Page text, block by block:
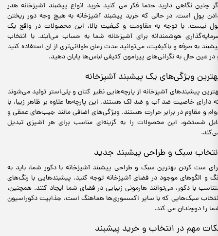
چنین نگاهی دارید حتما فکر می کنید خرید انواع پیشبند آشپزخانه هدر
پول است. در حالی که خرید پیشبند آشپزخانه به هیچ وجه دور ریختن
نیست. با توجه به مقاومت و کیفیت بالا، این محصولات در واقع یک
هوشمندانه برای آشپزخانه شما به حساب می‌آیند. با انتخاب
به صرفه و باکیفیت، می‌توانید مدت زمان طولانی‌تری از آن استفاده کنید
در عین حال به نگرانی‌های پیرامون کثیفی لباس‌ها پایان دهید.
ویژگی‌های یک پیشبند آشپزخانه
پیشبندهای آشپزخانه از پارچه‌هایی نظیر کتان و پلی‌استر تولید می‌شوند
دارای خاصیت ضد آب و ضد لک هستند. این پارچه‌ها علاوه بر ظاهر زیبا، با
و مقاوم در برابر حرارت هستند. ویژگی‌های اضافی مانند جیب‌های عمقی و
شستشو، این محصولات را به گزینه‌ای مناسب برای هر آشپزی تبدیل
سبک و طراحی پیشبند جدید
ست کردن بهترین سبک و طراحی پیشبند آشپزخانه با دکور شما، باید به
و الگوهای موجود در فضای آشپزخانه توجه کنید. پیشبندهایی با رنگ‌های
با دکور، می‌توانند هارمونی زیبایی در فضای شما ایجاد کنند. همچنین،
سبک‌هایی که با سایر اکسسوری‌ها هماهنگ است، جذابیت دکوراسیون
را دوچندان می کند.
مهم در انتخاب و خرید پیشبند